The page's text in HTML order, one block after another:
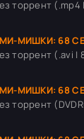
торрент (.mp4
МИШКИ: 68
торрент (.avi |
МИШКИ: 68
торрент